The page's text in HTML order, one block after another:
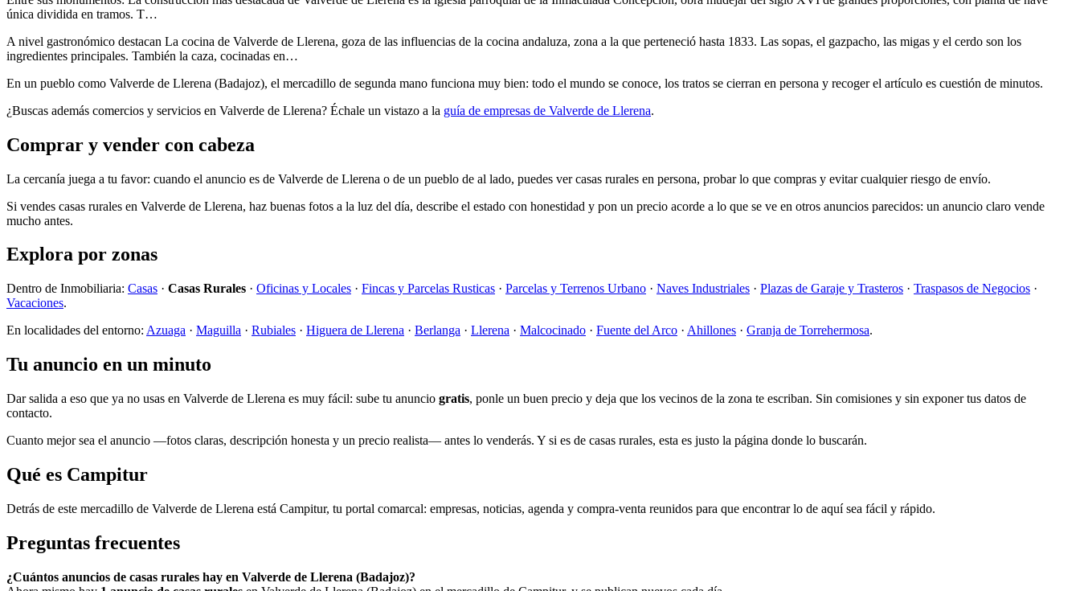
única dividida en tramos. T…
A nivel gastronómico destacan La cocina de Valverde de Llerena, goza de las influencias de la cocina andaluza, zona a la que perteneció hasta 1833. Las sopas, el gazpacho, las migas y el cerdo son los
ingredientes principales. También la caza, cocinadas en…
En un pueblo como Valverde de Llerena (Badajoz), el mercadillo de segunda mano funciona muy bien: todo el mundo se conoce, los tratos se cierran en persona y recoger el artículo es cuestión de minutos.
¿Buscas además comercios y servicios en Valverde de Llerena? Échale un vistazo a la guía de empresas de Valverde de Llerena.
Comprar y vender con cabeza
La cercanía juega a tu favor: cuando el anuncio es de Valverde de Llerena o de un pueblo de al lado, puedes ver casas rurales en persona, probar lo que compras y evitar cualquier riesgo de envío.
Si vendes casas rurales en Valverde de Llerena, haz buenas fotos a la luz del día, describe el estado con honestidad y pon un precio acorde a lo que se ve en otros anuncios parecidos: un anuncio claro vende
mucho antes.
Explora por zonas
Dentro de Inmobiliaria: Casas · Casas Rurales · Oficinas y Locales · Fincas y Parcelas Rusticas · Parcelas y Terrenos Urbano · Naves Industriales · Plazas de Garaje y Trasteros · Traspasos de Negocios ·
Vacaciones.
En localidades del entorno: Azuaga · Maguilla · Rubiales · Higuera de Llerena · Berlanga · Llerena · Malcocinado · Fuente del Arco · Ahillones · Granja de Torrehermosa.
Tu anuncio en un minuto
Dar salida a eso que ya no usas en Valverde de Llerena es muy fácil: sube tu anuncio gratis, ponle un buen precio y deja que los vecinos de la zona te escriban. Sin comisiones y sin exponer tus datos de
contacto.
Cuanto mejor sea el anuncio —fotos claras, descripción honesta y un precio realista— antes lo venderás. Y si es de casas rurales, esta es justo la página donde lo buscarán.
Qué es Campitur
Detrás de este mercadillo de Valverde de Llerena está Campitur, tu portal comarcal: empresas, noticias, agenda y compra-venta reunidos para que encontrar lo de aquí sea fácil y rápido.
Preguntas frecuentes
¿Cuántos anuncios de casas rurales hay en Valverde de Llerena (Badajoz)?